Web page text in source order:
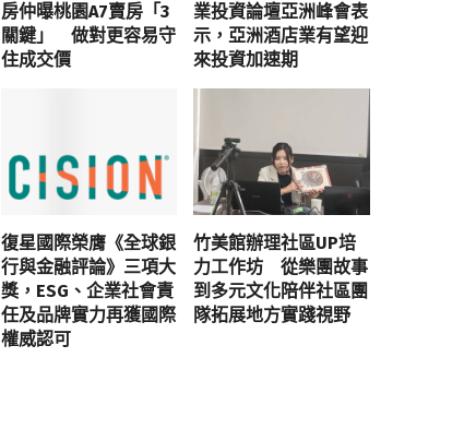
房仲曝桃園A7賣房「3
關鍵」 做對更容易守
住成交價
業投資論壇亞洲峰會表
示，亞洲酒店業有望迎
來投資加速期
復星國際榮膺《全球銀
行與金融評論》三項大
獎，ESG、企業社會責
任及品牌實力再獲國際
權威認可
竹美館辦理社區UP培
力工作坊 從樂團故事
到多元文化陪伴社區團
隊拓展地方實踐視野